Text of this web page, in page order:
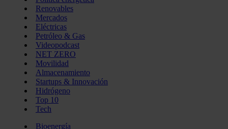
Renovables
Mercados
Eléctricas
Petróleo & Gas
Videopodcast
NET ZERO
Movilidad
Almacenamiento
Startups & Innovación
Hidrógeno
Top 10
Tech
Bioenergía